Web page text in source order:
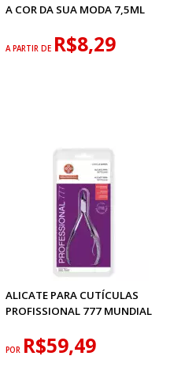
A COR DA SUA MODA 7,5ML
A PARTIR DE R$8,29
ALICATE PARA CUTÍCULAS
PROFISSIONAL 777 MUNDIAL
POR R$59,49